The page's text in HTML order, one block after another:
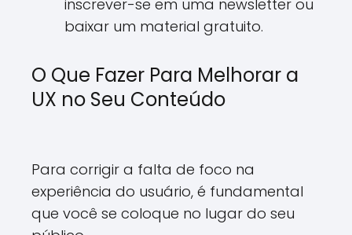
inscrever-se em uma newsletter ou
baixar um material gratuito.
O Que Fazer Para Melhorar a
UX no Seu Conteúdo
Para corrigir a falta de foco na
experiência do usuário, é fundamental
que você se coloque no lugar do seu